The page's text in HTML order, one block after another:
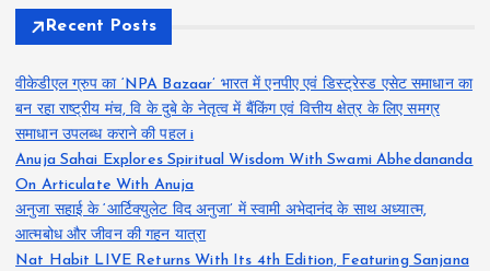
Recent Posts
वीकेडीएल ग्रुप का ‘NPA Bazaar’ भारत में एनपीए एवं डिस्ट्रेस्ड एसेट समाधान का
बन रहा राष्ट्रीय मंच, वि के दुबे के नेतृत्व में बैंकिंग एवं वित्तीय क्षेत्र के लिए समग्र
समाधान उपलब्ध कराने की पहल i
Anuja Sahai Explores Spiritual Wisdom With Swami Abhedananda
On Articulate With Anuja
अनुजा सहाई के ‘आर्टिक्युलेट विद अनुजा’ में स्वामी अभेदानंद के साथ अध्यात्म,
आत्मबोध और जीवन की गहन यात्रा
Nat Habit LIVE Returns With Its 4th Edition, Featuring Sanjana